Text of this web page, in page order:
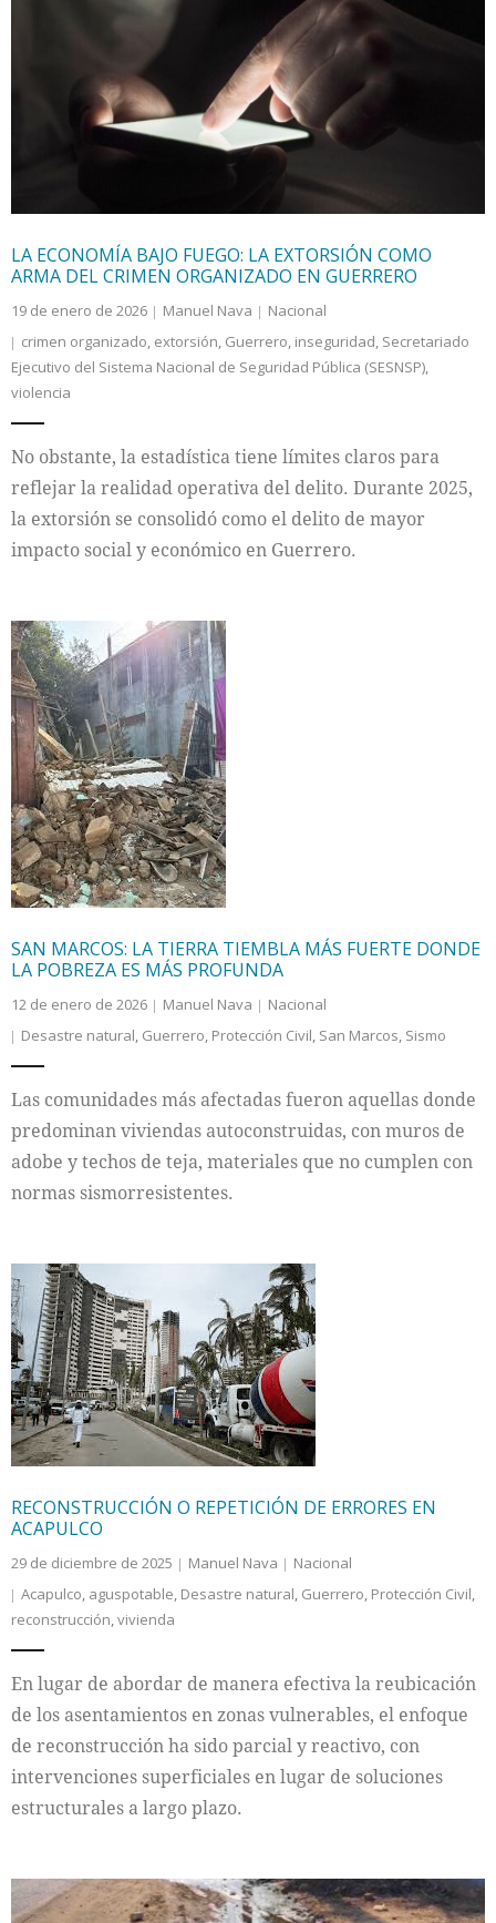
LA ECONOMÍA BAJO FUEGO: LA EXTORSIÓN COMO
ARMA DEL CRIMEN ORGANIZADO EN GUERRERO
19 de enero de 2026 Manuel Nava
Nacional
crimen organizado, extorsión, Guerrero, inseguridad, Secretariado
Ejecutivo del Sistema Nacional de Seguridad Pública (SESNSP),
violencia
No obstante, la estadística tiene límites claros para
reflejar la realidad operativa del delito. Durante 2025,
la extorsión se consolidó como el delito de mayor
impacto social y económico en Guerrero.
SAN MARCOS: LA TIERRA TIEMBLA MÁS FUERTE DONDE
LA POBREZA ES MÁS PROFUNDA
12 de enero de 2026 Manuel Nava
Nacional
Desastre natural, Guerrero, Protección Civil, San Marcos, Sismo
Las comunidades más afectadas fueron aquellas donde
predominan viviendas autoconstruidas, con muros de
adobe y techos de teja, materiales que no cumplen con
normas sismorresistentes.
RECONSTRUCCIÓN O REPETICIÓN DE ERRORES EN
ACAPULCO
29 de diciembre de 2025 Manuel Nava
Nacional
Acapulco, aguspotable, Desastre natural, Guerrero, Protección Civil,
reconstrucción,vivienda
En lugar de abordar de manera efectiva la reubicación
de los asentamientos en zonas vulnerables, el enfoque
de reconstrucción ha sido parcial y reactivo, con
intervenciones superficiales en lugar de soluciones
estructurales a largo plazo.